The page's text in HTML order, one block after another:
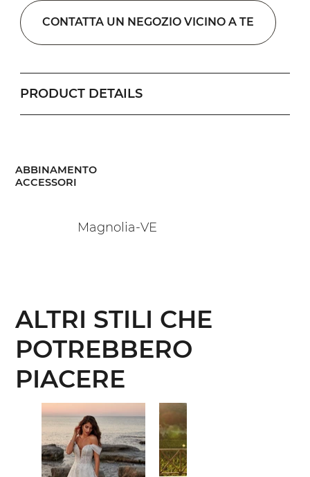
CONTATTA UN NEGOZIO VICINO A TE
PRODUCT DETAILS
ABBINAMENTO
ACCESSORI
Magnolia-VE
ALTRI STILI CHE
POTREBBERO
PIACERE